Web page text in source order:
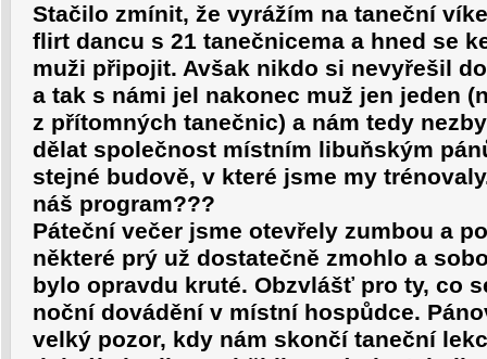
Stačilo zmínit, že vyrážím na taneční
flirt dancu s 21 tanečnicema a hned se
muži připojit. Avšak nikdo si nevyřešil
a tak s námi jel nakonec muž jen jeden
z přítomných tanečnic) a nám tedy
dělat společnost místním libuňským
stejné budově, v které jsme my
náš program???
Páteční večer jsme otevřely zumbou a
některé prý už dostatečně zmohlo a
bylo opravdu kruté. Obzvlášť pro ty, co
noční dovádění v místní hospůdce.
velký pozor, kdy nám skončí taneční